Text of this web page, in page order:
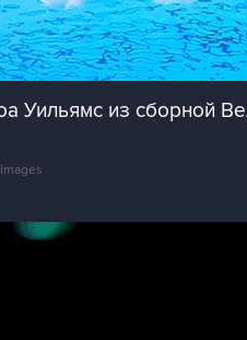
Уильямс из сборной